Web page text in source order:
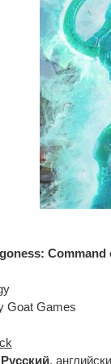
Command
Goat Games
Русский,